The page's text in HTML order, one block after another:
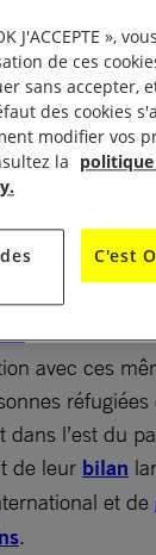
procédant
déclarations
manifestations
le recours à
anti-migrants et
l’Union
avec ces
dans l’est du
de leur bilan
et de
.
J'ACCEPTE »,
de ces
sans accepter,
des cookies
modifier vos
la
C'est